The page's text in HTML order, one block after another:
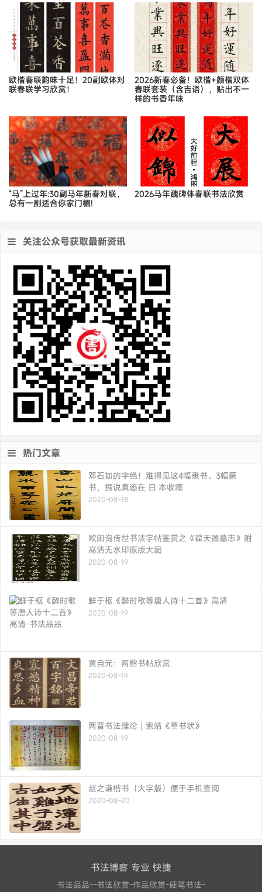
欧楷春联韵味十足！20副欧体对
联春联学习欣赏！
2026新春必备！欧楷+颜楷双体
春联套装（含吉语），贴出不一
样的书香年味
“马”上过年:30副马年新春对联，
总有一副适合你家门楣!
2026马年魏碑体春联书法欣赏
关注公众号获取最新资讯
热门文章
邓石如的字绝！难得见这4幅隶书、3幅篆
书，据说真迹在 日 本收藏
2020-08-18
欧阳询传世书法字帖鉴赏之《翟天德墓志》附
高清无水印原版大图
2020-08-19
鲜于枢《醉时歌等唐人诗十二首》高清
2020-08-19
黄自元：两楷书帖欣赏
2020-08-19
两晋书法理论｜索靖《草书状》
2020-08-19
赵之谦楷书（大字版）便于手机查阅
2020-08-20
书法博客 专业 快捷
书法品品--书法欣赏-作品欣赏-硬笔书法-